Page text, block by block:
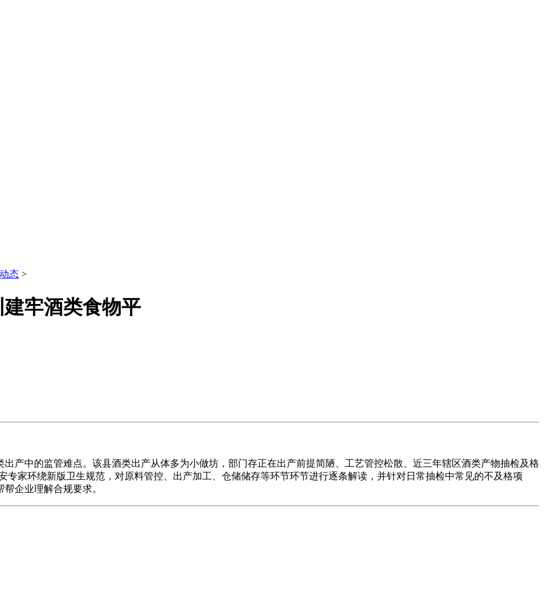
态 >
牢酒类食物平
中的监管难点。该县酒类出产从体多为小做坊，部门存正在出产前提简陋、工艺管控松散、近三年辖区酒类产物抽检及格
专家环绕新版卫生规范，对原料管控、出产加工、仓储储存等环节环节进行逐条解读，并针对日常抽检中常见的不及格项
企业理解合规要求。